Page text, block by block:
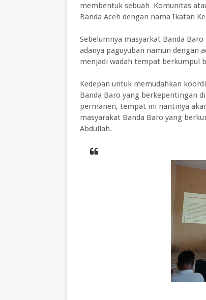
membentuk sebuah Komunitas
Banda Aceh dengan nama Ikatan
Sebelumnya masyarkat Banda
adanya paguyuban namun dengan
menjadi wadah tempat berkumpul
Kedepan untuk memudahkan
Banda Baro yang berkepentingan
permanen, tempat ini nantinya
masyarakat Banda Baro yang
Abdullah.